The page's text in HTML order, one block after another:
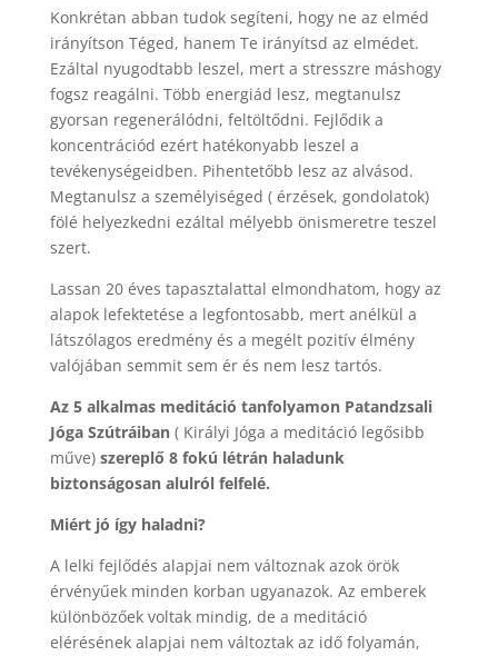
Konkrétan abban tudok segíteni, hogy ne az elméd
irányítson Téged, hanem Te irányítsd az elmédet.
Ezáltal nyugodtabb leszel, mert a stresszre máshogy
fogsz reagálni. Több energiád lesz, megtanulsz
gyorsan regenerálódni, feltöltődni. Fejlődik a
koncentrációd ezért hatékonyabb leszel a
tevékenységeidben. Pihentetőbb lesz az alvásod.
Megtanulsz a személyiséged ( érzések, gondolatok)
fölé helyezkedni ezáltal mélyebb önismeretre teszel
szert.
Lassan 20 éves tapasztalattal elmondhatom, hogy az
alapok lefektetése a legfontosabb, mert anélkül a
látszólagos eredmény és a megélt pozitív élmény
valójában semmit sem ér és nem lesz tartós.
Az 5 alkalmas meditáció tanfolyamon Patandzsali
Jóga Szútráiban( Királyi Jóga a meditáció legősibb
műve)szereplő 8 fokú létrán haladunk
biztonságosan alulról felfelé.
Miért jó így haladni?
A lelki fejlődés alapjai nem változnak azok örök
érvényűek minden korban ugyanazok. Az emberek
különbözőek voltak mindig, de a meditáció
elérésének alapjai nem változtak az idő folyamán,